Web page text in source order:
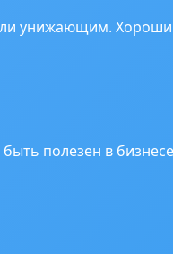
унижающим.
полезен в